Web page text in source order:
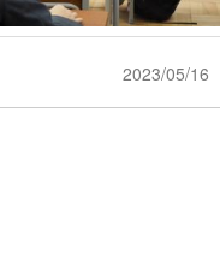
2023/05/16